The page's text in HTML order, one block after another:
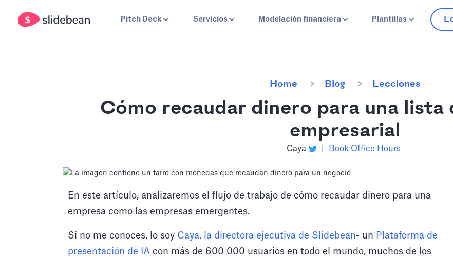
Pitch Deck Servicios Modelación financiera Plantillas
Home Blog Lecciones
Cómo recaudar dinero para una
empresarial
Caya Book Office Hours
En este artículo, analizaremos el flujo de trabajo de cómo recaudar dinero para una
empresa como las empresas emergentes.
Si no me conoces, lo soy Caya, la directora ejecutiva de Slidebean- un Plataforma de
presentación de IA con más de 600 000 usuarios en todo el mundo, muchos de los